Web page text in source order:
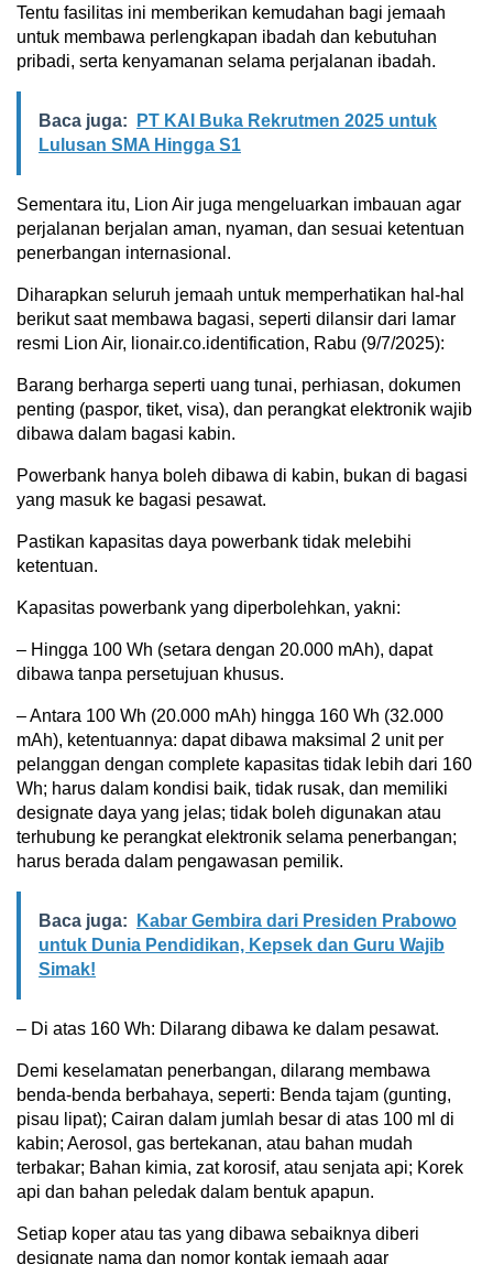
Tentu fasilitas ini memberikan kemudahan bagi jemaah
untuk membawa perlengkapan ibadah dan kebutuhan
pribadi, serta kenyamanan selama perjalanan ibadah.
Baca juga:
PT KAI Buka Rekrutmen 2025 untuk
Lulusan SMA Hingga S1
Sementara itu, Lion Air juga mengeluarkan imbauan agar
perjalanan berjalan aman, nyaman, dan sesuai ketentuan
penerbangan internasional.
Diharapkan seluruh jemaah untuk memperhatikan hal-hal
berikut saat membawa bagasi, seperti dilansir dari lamar
resmi Lion Air, lionair.co.identification, Rabu (9/7/2025):
Barang berharga seperti uang tunai, perhiasan, dokumen
penting (paspor, tiket, visa), dan perangkat elektronik wajib
dibawa dalam bagasi kabin.
Powerbank hanya boleh dibawa di kabin, bukan di bagasi
yang masuk ke bagasi pesawat.
Pastikan kapasitas daya powerbank tidak melebihi
ketentuan.
Kapasitas powerbank yang diperbolehkan, yakni:
– Hingga 100 Wh (setara dengan 20.000 mAh), dapat
dibawa tanpa persetujuan khusus.
– Antara 100 Wh (20.000 mAh) hingga 160 Wh (32.000
mAh), ketentuannya: dapat dibawa maksimal 2 unit per
pelanggan dengan complete kapasitas tidak lebih dari 160
Wh; harus dalam kondisi baik, tidak rusak, dan memiliki
designate daya yang jelas; tidak boleh digunakan atau
terhubung ke perangkat elektronik selama penerbangan;
harus berada dalam pengawasan pemilik.
Baca juga:
Kabar Gembira dari Presiden Prabowo
untuk Dunia Pendidikan, Kepsek dan Guru Wajib
Simak!
– Di atas 160 Wh: Dilarang dibawa ke dalam pesawat.
Demi keselamatan penerbangan, dilarang membawa
benda-benda berbahaya, seperti: Benda tajam (gunting,
pisau lipat); Cairan dalam jumlah besar di atas 100 ml di
kabin; Aerosol, gas bertekanan, atau bahan mudah
terbakar; Bahan kimia, zat korosif, atau senjata api; Korek
api dan bahan peledak dalam bentuk apapun.
Setiap koper atau tas yang dibawa sebaiknya diberi
designate nama dan nomor kontak jemaah agar